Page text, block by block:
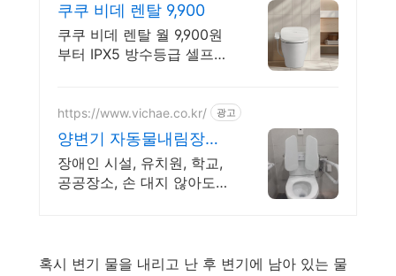
쿠쿠 비데 렌탈 9,900
쿠쿠 비데 렌탈 월 9,900원
부터 IPX5 방수등급 셀프관
https://www.vichae.co.kr/ 광고
양변기 자동물내림장치
제일사
장애인 시설, 유치원, 학교,
공공장소, 손 대지 않아도
혹시 변기 물을 내리고 난 후 변기에 남아 있는 물